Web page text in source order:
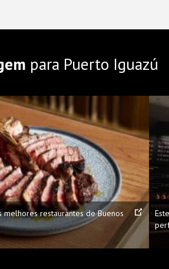
para Puerto Iguazú
melhores restaurantes de Buenos